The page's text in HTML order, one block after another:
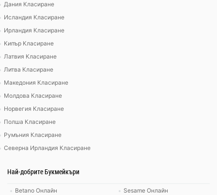
Дания Класиране
Исландия Класиране
Ирландия Класиране
Кипър Класиране
Латвия Класиране
Литва Класиране
Македония Класиране
Молдова Класиране
Норвегия Класиране
Полша Класиране
Румъния Класиране
Северна Ирландия Класиране
Най-добрите Букмейкъри
Betano Онлайн
Sesame Онлайн